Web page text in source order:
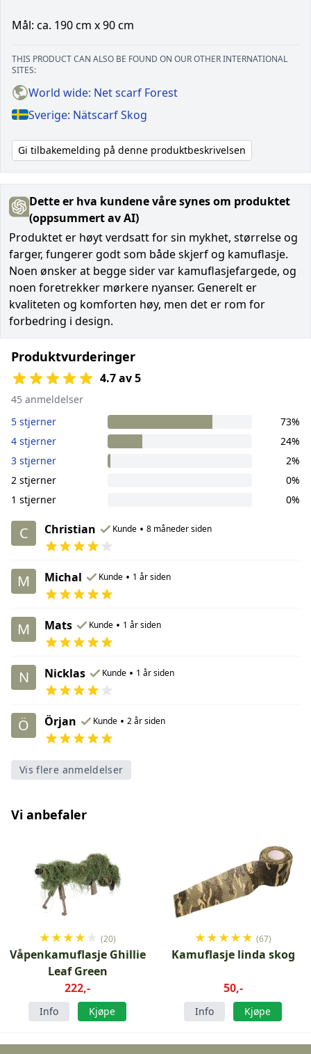
Mål: ca. 190 cm x 90 cm
THIS PRODUCT CAN ALSO BE FOUND ON OUR OTHER INTERNATIONAL
SITES:
World wide: Net scarf Forest
Sverige: Nätscarf Skog
Gi tilbakemelding på denne produktbeskrivelsen
Dette er hva kundene våre synes om produktet
(oppsummert av AI)
Produktet er høyt verdsatt for sin mykhet, størrelse og
farger, fungerer godt som både skjerf og kamuflasje.
Noen ønsker at begge sider var kamuflasjefargede, og
noen foretrekker mørkere nyanser. Generelt er
kvaliteten og komforten høy, men det er rom for
forbedring i design.
Produktvurderinger
4.7 av 5
45 anmeldelser
5 stjerner
73%
4 stjerner
24%
3 stjerner
2%
2 stjerner
0%
1 stjerner
0%
C Christian Kunde • 8 måneder siden
M Michal Kunde • 1 år siden
M Mats Kunde • 1 år siden
N Nicklas Kunde • 1 år siden
Ö Örjan Kunde • 2 år siden
Vis flere anmeldelser
Vi anbefaler
★★★★ ★ (20)
Våpenkamuflasje Ghillie
Leaf Green
222,-
Info Kjøpe
★★★★★ (67)
Kamuflasje linda skog
50,-
Info Kjøpe